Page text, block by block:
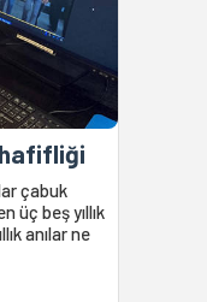
hafifliği
çabuk
üç beş yıllık
anılar ne